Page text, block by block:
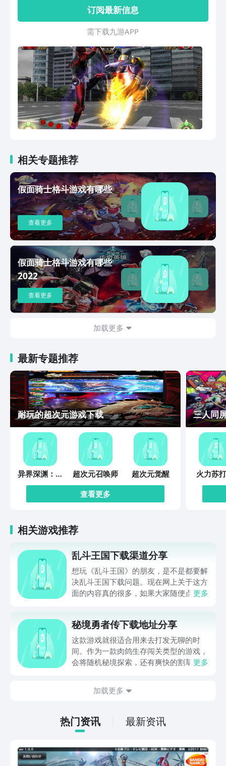
丰富多样的游戏体验。
订阅最新信息
需 下 载 九 游 A P P
相关专题推荐
假面骑士格斗游戏有哪些
查看更多
假面骑士格斗游戏有哪些
2022
查看更多
加载更多
最新专题推荐
耐玩的超次元游戏下载
异界深渊：觉
醒
超次元召唤师
超次元觉醒
查看更多
三人同
火力苏
相关游戏推荐
乱斗王国下载渠道分享
想玩《乱斗王国》的朋友，是不是都要解
决乱斗王国下载问题。现在网上关于这方
面的内容真的很多，如果大家随便点击陌
app进行下载会更加方便，九游是手游福
利最多的游戏平台，在这里不仅能够看到
游戏资源，还能及时查看后续的消息、活
动内容等相关信息。
更多
秘境勇者传下载地址分享
这款游戏就很适合用来去打发无聊的时
间。作为一款肉鸽生存闯关类型的游戏，
会将随机秘境探索，还有爽快的割草闯关
接就可以下载。游戏的上手门槛还是比较
打发无聊的时间，可玩性真的比较高。
更多
加载更多
热门资讯 最新资讯